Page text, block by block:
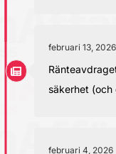
februari 13, 2026
säkerhet
februari 4, 2026